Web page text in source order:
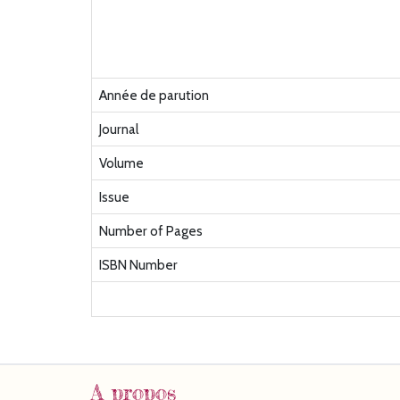
Année de parution
Journal
Volume
Issue
Number of Pages
ISBN Number
A propos